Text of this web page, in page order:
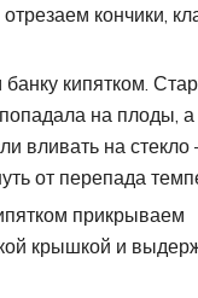
отрезаем кончики,
кипятком.
на плоды,
вливать на стекло
от перепада
прикрываем
крышкой и